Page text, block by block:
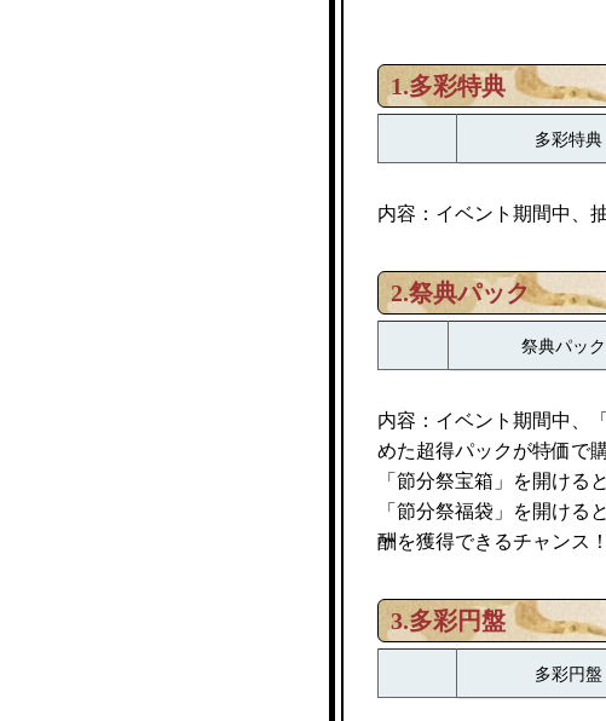
1.多彩特典
多彩特典
内容：イベント期間中、
2.祭典パック
祭典パック
内容：イベント期間中、
めた超得パックが特価で
「節分祭宝箱」を開け
「節分祭福袋」を開け
酬を獲得できるチャンス！
3.多彩円盤
多彩円盤